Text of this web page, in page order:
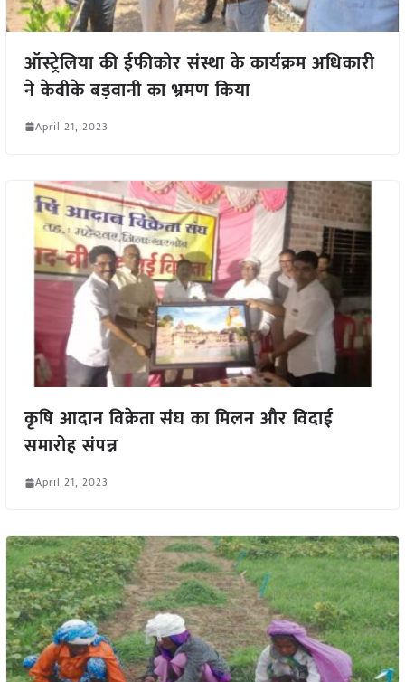
ऑस्ट्रेलिया की ईफीकोर संस्था के कार्यक्रम अधिकारी
ने केवीके बड़वानी का भ्रमण किया
April 21, 2023
कृषि आदान विक्रेता संघ का मिलन और विदाई
समारोह संपन्न
April 21, 2023